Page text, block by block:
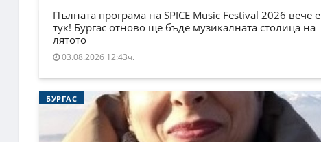
Пълната програма на SPICE Music Festival 2026 вече е
тук! Бургас отново ще бъде музикалната столица на
лятото
03.08.2026 12:43ч.
БУРГАС